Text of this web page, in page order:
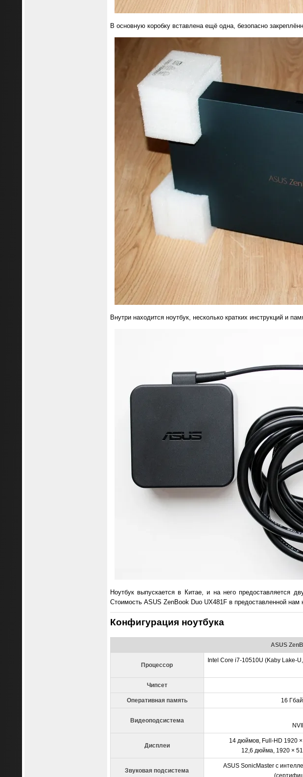
В основную коробку вставлена ещё одна, безопасно
Внутри находится ноутбук, несколько кратких инструкций и
Ноутбук выпускается в Китае, и на него предоставляется
Стоимость ASUS ZenBook Duo UX481F в предоставленной нам
Конфигурация ноутбука
ASUS
Процессор
Intel Core i7-10510U (Kaby Lake-
Чипсет
Оперативная память 16
Видеоподсистема
Дисплеи
14 дюймов, Full-HD 1920
12,6 дюйма, 1920 ×
Звуковая подсистема
ASUS SonicMaster с